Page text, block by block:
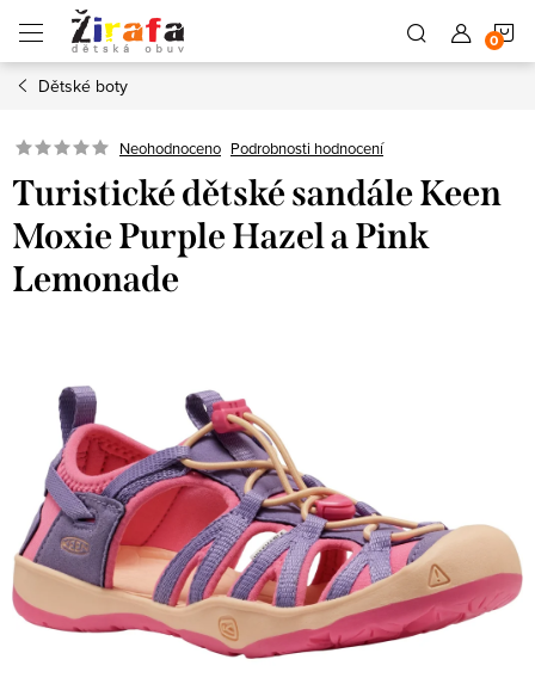
obsah
Dětské boty
Neohodnoceno Podrobnosti hodnocení
Turistické dětské sandále Keen
Moxie Purple Hazel a Pink
Lemonade